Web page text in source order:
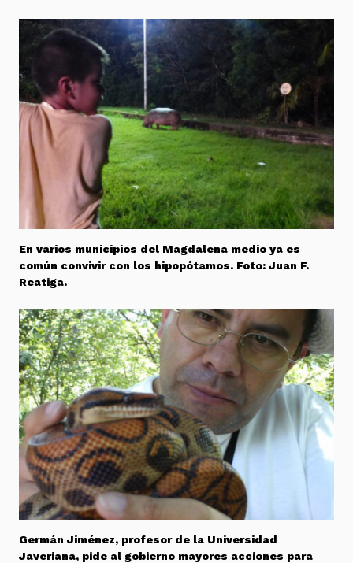
En varios municipios del Magdalena medio ya es
común convivir con los hipopótamos. Foto: Juan F.
Reatiga.
Germán Jiménez, profesor de la Universidad
Javeriana, pide al gobierno mayores acciones para